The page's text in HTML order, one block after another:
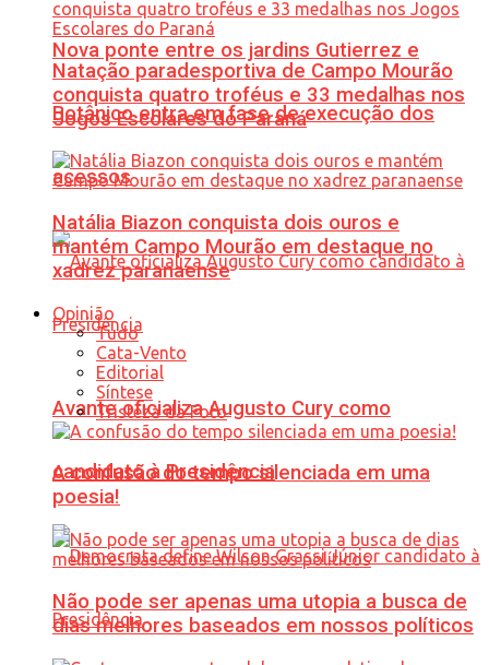
Nova ponte entre os jardins Gutierrez e
Botânico entra em fase de execução dos
acessos
Avante oficializa Augusto Cury como
candidato à Presidência
Natação paradesportiva de Campo Mourão
conquista quatro troféus e 33 medalhas nos
Jogos Escolares do Paraná
Natália Biazon conquista dois ouros e
mantém Campo Mourão em destaque no
xadrez paranaense
Opinião
Tudo
Cata-Vento
Editorial
Síntese
Tristeza da Foto
A confusão do tempo silenciada em uma
poesia!
Não pode ser apenas uma utopia a busca de
dias melhores baseados em nossos políticos